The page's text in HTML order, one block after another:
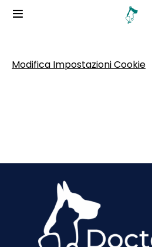
Modifica Impostazioni Cookie